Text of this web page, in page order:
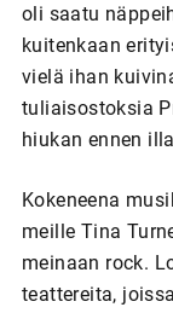
oli saatu
kuitenkaan
vielä ihan
tuliaisostoksia
hiukan ennen
Kokeneena
meille Tina
meinaan rock.
teattereita,